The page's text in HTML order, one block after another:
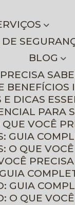
DE
BLOG
BENEFÍCIOS
DICAS
PARA
VOCÊ
GUIA
O QUE
GUIA
O QUE